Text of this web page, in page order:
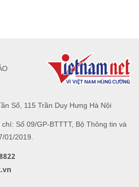
Số, 115 Trần Duy Hưng Hà Nội
Số 09/GP-BTTTT, Bộ Thông tin và
01/2019.